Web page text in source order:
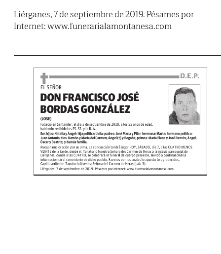
Liérganes, 7 de septiembre de 2019. Pésames por
Internet: www.funerarialamontanesa.com